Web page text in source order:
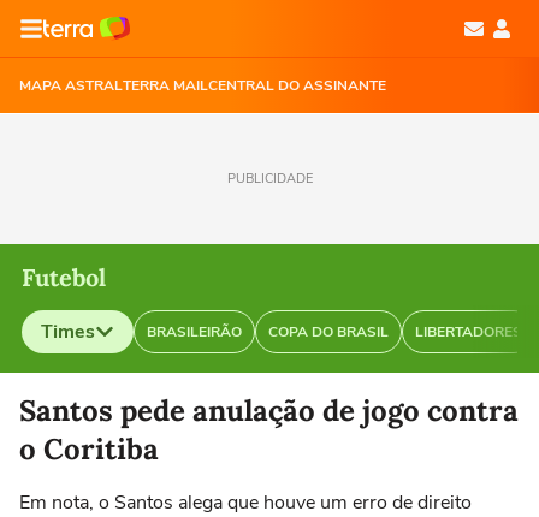
MAPA ASTRALTERRA MAILCENTRAL DO ASSINANTE
PUBLICIDADE
Futebol
Times BRASILEIRÃO COPA DO BRASIL LIBERTADORES
Selecione o time para ver as notícias
Santos pede anulação de jogo contra
o Coritiba
Em nota, o Santos alega que houve um erro de direito